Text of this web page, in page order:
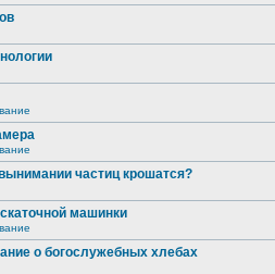
частиц крошатся?
машинки
о богослужебных хлебах